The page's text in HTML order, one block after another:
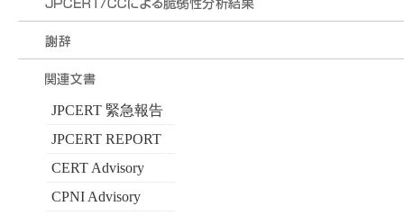
JPCERT 緊急報告
JPCERT REPORT
CERT Advisory
CPNI Advisory